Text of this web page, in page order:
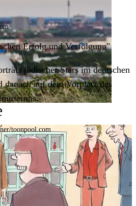
der
ist der
der Stadt Dortmund der
Erfolg und Verfolgung"
jüdischer Stars im deutschen
danach auf dem Vorplatz des
toonpool.com